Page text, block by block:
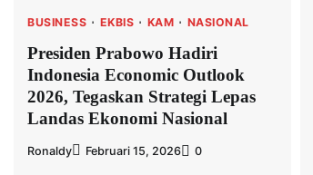
BUSINESS EKBIS KAM NASIONAL
Presiden Prabowo Hadiri
Indonesia Economic Outlook
2026, Tegaskan Strategi Lepas
Landas Ekonomi Nasional
Ronaldy Februari 15, 2026 0